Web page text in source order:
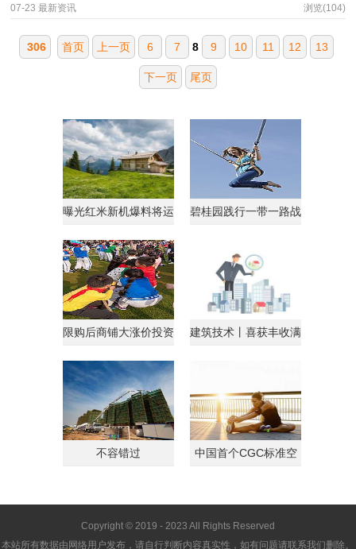
07-23 最新资讯 浏览(104)
306 首页 上一页 6 7 8 9 10 11 12 13
下一页 尾页
曝光红米新机爆料将运
碧桂园践行一带一路战
限购后商铺大涨价投资
建筑技术丨喜获丰收满
不容错过
中国首个CGC标准空
Copyright © 2019 - 2023 All Rights Reserved
本站所有数据由网络用户发布，请自行判断内容真实性，如有问题请联系我们删除。